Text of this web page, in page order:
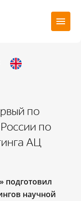
по
по
АЦ
подготовил
научной